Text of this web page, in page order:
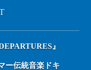
』
ー伝統音楽ドキ